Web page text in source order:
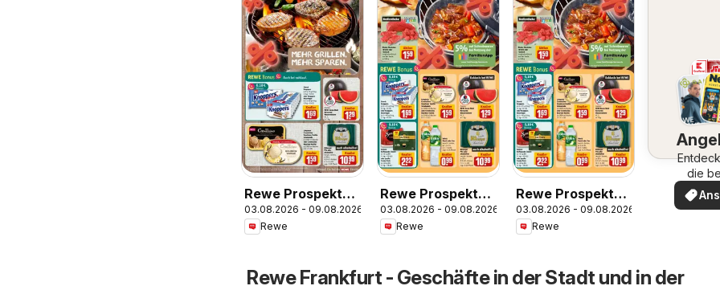
Rewe Prospekt
Frankfurt /
Heddernheim
03.08.2026 - 09.08.2026
Rewe
Rewe Prospekt
Frankfurt /
Sachsenhausen
03.08.2026 - 09.08.2026
Rewe
Rewe Prospekt
Rüsselsheim
03.08.2026 - 09.08.2026
Rewe
die
Rewe Frankfurt - Geschäfte in der Stadt und in der